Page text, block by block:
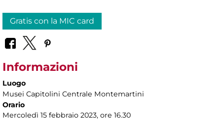
Gratis con la MIC card
Informazioni
Luogo
Musei Capitolini Centrale Montemartini
Orario
Mercoledì 15 febbraio 2023, ore 16.30